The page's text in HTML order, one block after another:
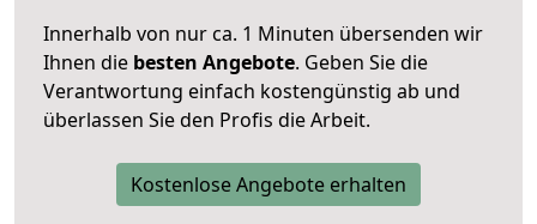
Innerhalb von nur ca. 1 Minuten übersenden wir
Ihnen die besten Angebote. Geben Sie die
Verantwortung einfach kostengünstig ab und
überlassen Sie den Profis die Arbeit.
Kostenlose Angebote erhalten